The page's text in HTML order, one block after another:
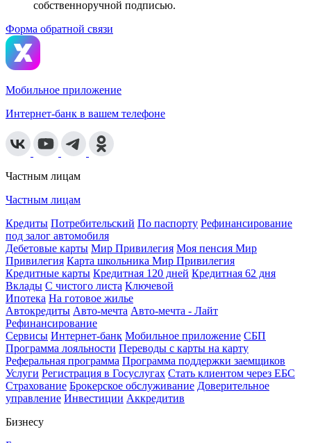
собственноручной подписью.
Форма обратной связи
Мобильное приложение
Интернет-банк в вашем телефоне
Частным лицам
Частным лицам
Кредиты Потребительский По паспорту Рефинансирование
под залог автомобиля
Дебетовые карты Мир Привилегия Моя пенсия Мир
Привилегия Карта школьника Мир Привилегия
Кредитные карты Кредитная 120 дней Кредитная 62 дня
Вклады С чистого листа Ключевой
Ипотека На готовое жилье
Автокредиты Авто-мечта Авто-мечта - Лайт
Рефинансирование
Сервисы Интернет-банк Мобильное приложение СБП
Программа лояльности Переводы с карты на карту
Реферальная программа Программа поддержки заемщиков
Услуги Регистрация в Госуслугах Стать клиентом через ЕБС
Страхование Брокерское обслуживание Доверительное
управление Инвестиции Аккредитив
Бизнесу